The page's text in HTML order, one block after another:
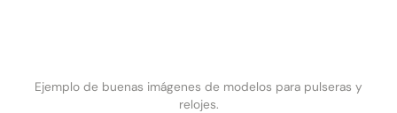
Ejemplo de buenas imágenes de modelos para pulseras y
relojes.